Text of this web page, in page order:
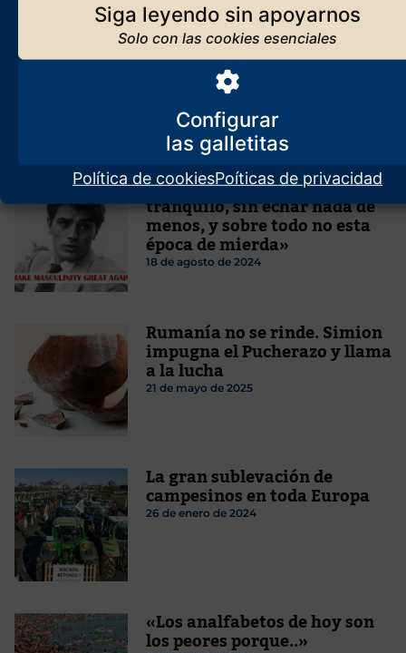
Siga leyendo sin apoyarnos
Configurar
Política de cookiesPoíticas de privacidad
Quiebran las principales
granjas de insectos para
producir carne artificial
3 de enero de 2026
ALAIN DELON: «Me iré
tranquilo, sin echar nada de
menos, y sobre todo no esta
época de mierda»
18 de agosto de 2024
Rumanía no se rinde. Simion
impugna el Pucherazo y llama
a la lucha
21 de mayo de 2025
La gran sublevación de
campesinos en toda Europa
26 de enero de 2024
«Los analfabetos de hoy son
los peores porque..»